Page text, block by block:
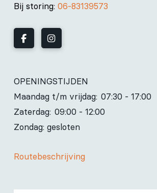
Bij storing: 06-83139573
OPENINGSTIJDEN
Maandag t/m vrijdag: 07:30 - 17:00
Zaterdag: 09:00 - 12:00
Zondag: gesloten
Routebeschrijving